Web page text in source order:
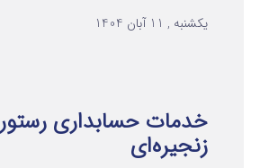
یکشنبه , 11 آبان 1404
خدمات حسابداری
زنجیره‌ای